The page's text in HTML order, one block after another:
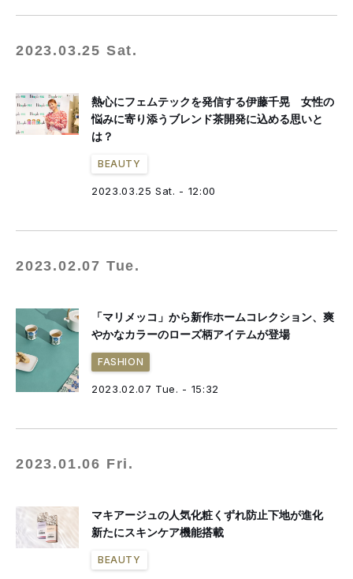
2023.03.25 Sat.
熱心にフェムテックを発信する伊藤千晃 女性の
悩みに寄り添うブレンド茶開発に込める思いと
は？
BEAUTY
2023.03.25 Sat. - 12:00
2023.02.07 Tue.
「マリメッコ」から新作ホームコレクション、爽
やかなカラーのローズ柄アイテムが登場
FASHION
2023.02.07 Tue. - 15:32
2023.01.06 Fri.
マキアージュの人気化粧くずれ防止下地が進化
新たにスキンケア機能搭載
BEAUTY